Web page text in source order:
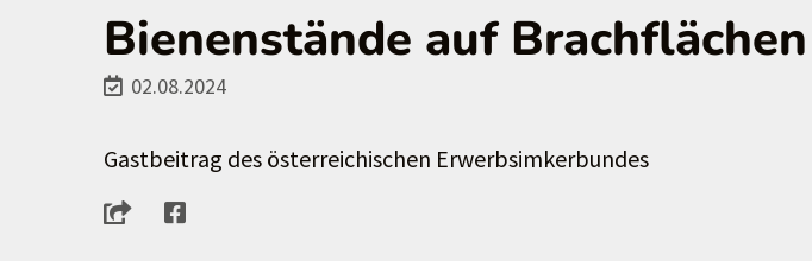
Bienenstände auf Brachflächen
02.08.2024
Gastbeitrag des österreichischen Erwerbsimkerbundes